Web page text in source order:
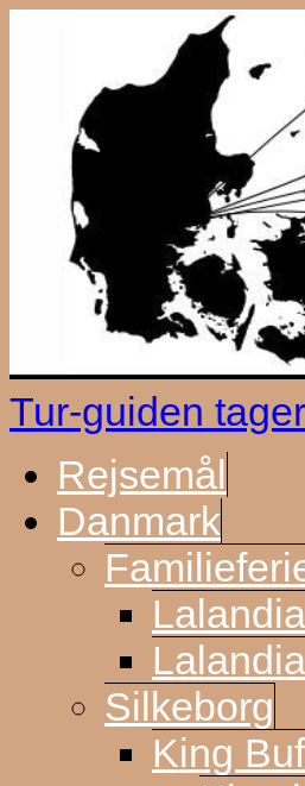
Tur-guiden
Rejsemål
Danmark
Silkeborg
King